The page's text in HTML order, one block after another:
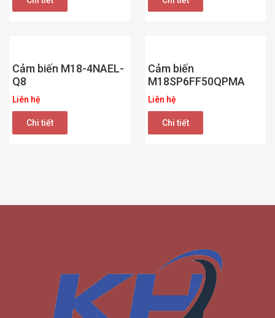
Cảm biến M18-4NAEL-
Q8
Liên hệ
Chi tiết
Cảm biến
M18SP6FF50QPMA
Liên hệ
Chi tiết